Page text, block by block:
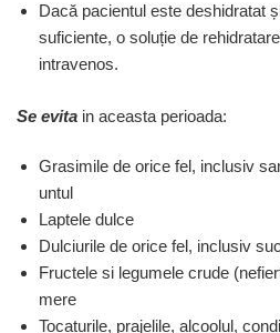
Dacă pacientul este deshidratat
suficiente, o soluție de
intravenos.
Se evita in aceasta perioada:
Grasimile de orice fel, inclusiv
untul
Laptele dulce
Dulciurile de orice fel, inclusiv
Fructele si legumele crude
mere
Tocaturile, prajelile, alcoolul,